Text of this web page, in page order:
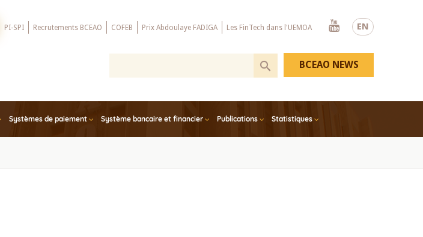
EN
PI-SPI Recrutements BCEAO COFEB Prix Abdoulaye FADIGA Les FinTech dans l'UEMOA
Youtube
Systèmes de paiement Système bancaire et financier Publications Statistiques
BCEAO NEWS